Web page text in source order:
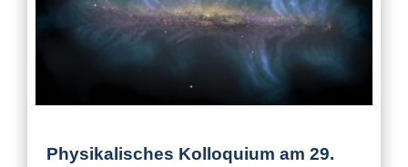
Physikalisches Kolloquium am 29.